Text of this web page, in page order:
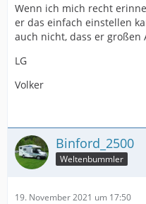
Wenn ich mich recht
er das einfach einstellen
auch nicht, dass er
LG
Volker
Binford_2500
Weltenbummler
19. November 2021 um 17:50